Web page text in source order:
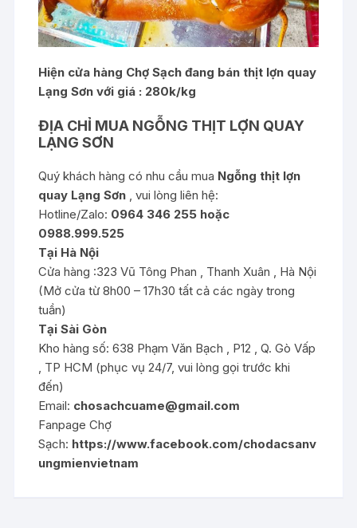
Hiện cửa hàng Chợ Sạch đang bán thịt lợn quay
Lạng Sơn với giá : 280k/kg
ĐỊA CHỈ MUA NGỖNG THỊT LỢN QUAY
LẠNG SƠN
Quý khách hàng có nhu cầu mua Ngỗng thịt lợn
quay Lạng Sơn , vui lòng liên hệ:
Hotline/Zalo: 0964 346 255 hoặc
0988.999.525
Tại Hà Nội
Cửa hàng :323 Vũ Tông Phan , Thanh Xuân , Hà Nội
(Mở cửa từ 8h00 – 17h30 tất cả các ngày trong
tuần)
Tại Sài Gòn
Kho hàng số: 638 Phạm Văn Bạch , P12 , Q. Gò Vấp
, TP HCM (phục vụ 24/7, vui lòng gọi trước khi
đến)
Email: chosachcuame@gmail.com
Fanpage Chợ
Sạch: https://www.facebook.com/chodacsanv
ungmienvietnam